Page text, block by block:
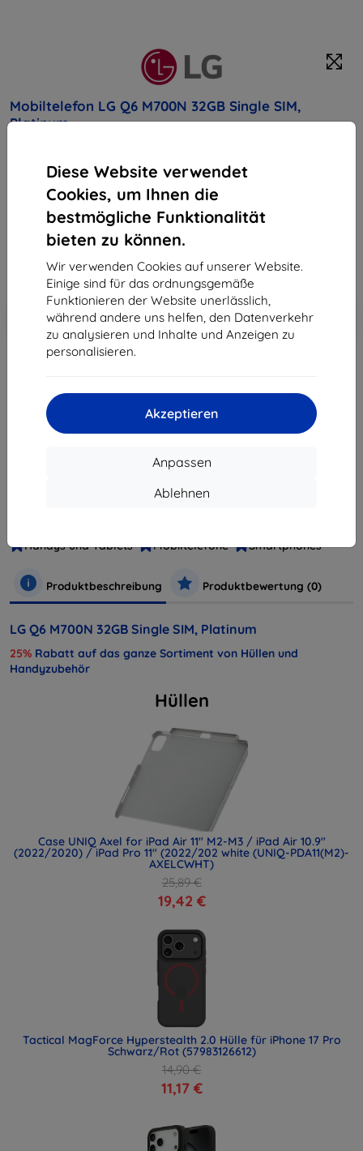
Diese Website verwendet
Cookies, um Ihnen die
bestmögliche Funktionalität
bieten zu können.
Wir verwenden Cookies auf unserer Website.
Einige sind für das ordnungsgemäße
Funktionieren der Website unerlässlich,
während andere uns helfen, den Datenverkehr
zu analysieren und Inhalte und Anzeigen zu
personalisieren.
Akzeptieren
Anpassen
Ablehnen
Mobiltelefon LG Q6 M700N 32GB Single SIM,
Platinum
Kaufen Sie dieses Gerät und erhalten Sie
Rabatt
auf sämtliches Zubehör dafür!
Endpreis
165,90 €
149,31 €
-10%
Rabatt mit Gutschein
EXTRA10
Warenkorb
ausverkauft
Handys und Tablets
Mobiltelefone Smartphones
Produktbeschreibung Produktbewertung (0)
LG Q6 M700N 32GB Single SIM, Platinum
25% Rabatt auf das ganze Sortiment von Hüllen und
Handyzubehör
Hüllen
Case UNIQ Axel for iPad Air 11" M2-M3 / iPad Air 10.9"
(2022/2020) / iPad Pro 11" (2022/202 white (UNIQ-PDA11(M2)-
AXELCWHT)
25,89 €
19,42 €
Tactical MagForce Hyperstealth 2.0 Hülle für iPhone 17 Pro
Schwarz/Rot (57983126612)
14,90 €
11,17 €